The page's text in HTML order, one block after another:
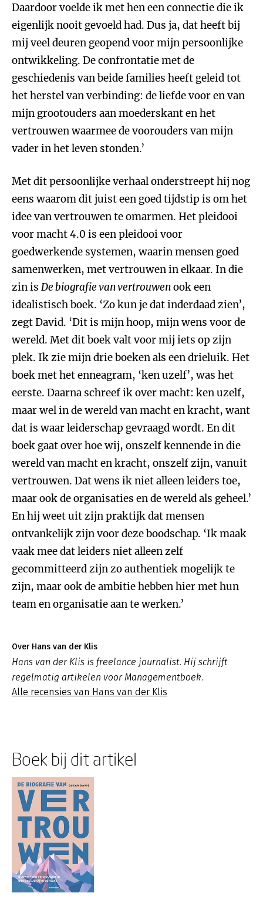
Daardoor voelde ik met hen een connectie die ik
eigenlijk nooit gevoeld had. Dus ja, dat heeft bij
mij veel deuren geopend voor mijn persoonlijke
ontwikkeling. De confrontatie met de
geschiedenis van beide families heeft geleid tot
het herstel van verbinding: de liefde voor en van
mijn grootouders aan moederskant en het
vertrouwen waarmee de voorouders van mijn
vader in het leven stonden.’
Met dit persoonlijke verhaal onderstreept hij nog
eens waarom dit juist een goed tijdstip is om het
idee van vertrouwen te omarmen. Het pleidooi
voor macht 4.0 is een pleidooi voor
goedwerkende systemen, waarin mensen goed
samenwerken, met vertrouwen in elkaar. In die
zin is De biografie van vertrouwenook een
idealistisch boek. ‘Zo kun je dat inderdaad zien’,
zegt David. ‘Dit is mijn hoop, mijn wens voor de
wereld. Met dit boek valt voor mij iets op zijn
plek. Ik zie mijn drie boeken als een drieluik. Het
boek met het enneagram, ‘ken uzelf’, was het
eerste. Daarna schreef ik over macht: ken uzelf,
maar wel in de wereld van macht en kracht, want
dat is waar leiderschap gevraagd wordt. En dit
boek gaat over hoe wij, onszelf kennende in die
wereld van macht en kracht, onszelf zijn, vanuit
vertrouwen. Dat wens ik niet alleen leiders toe,
maar ook de organisaties en de wereld als geheel.’
En hij weet uit zijn praktijk dat mensen
ontvankelijk zijn voor deze boodschap. ‘Ik maak
vaak mee dat leiders niet alleen zelf
gecommitteerd zijn zo authentiek mogelijk te
zijn, maar ook de ambitie hebben hier met hun
team en organisatie aan te werken.’
Over Hans van der Klis
Hans van der Klis is freelance journalist. Hij schrijft
regelmatig artikelen voor Managementboek.
Alle recensies van Hans van der Klis
Boek bij dit artikel